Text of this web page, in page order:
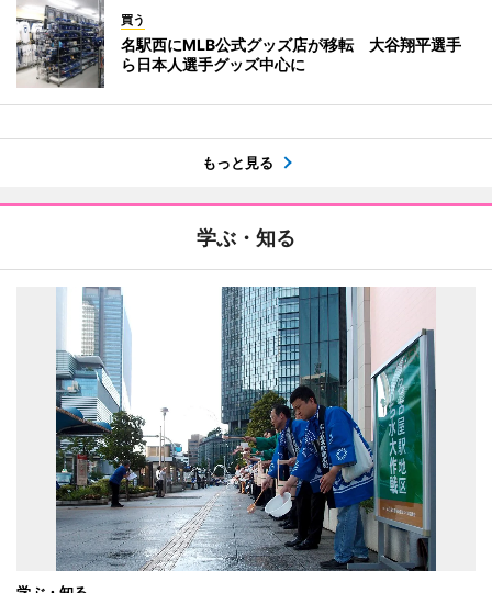
買う
名駅西にMLB公式グッズ店が移転 大谷翔平選手
ら日本人選手グッズ中心に
もっと見る
学ぶ・知る